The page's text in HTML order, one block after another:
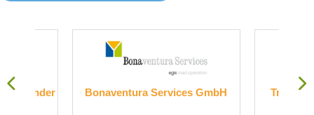
Bonaventura Services GmbH